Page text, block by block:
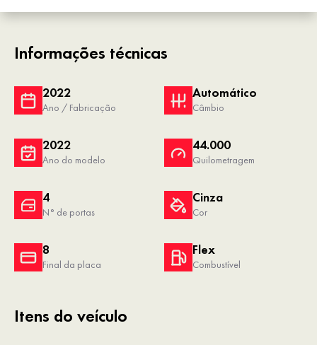
Informações técnicas
2022
Ano / Fabricação
Automático
Câmbio
4
N° de portas
Cinza
Cor
2022
Ano do modelo
44.000
Quilometragem
8
Final da placa
Flex
Combustível
Itens do veículo